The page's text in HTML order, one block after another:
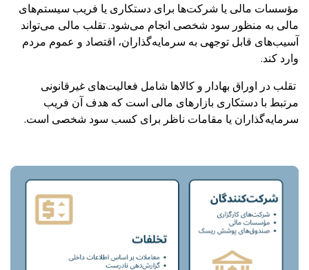
مؤسسات مالی یا شرکت‌ها برای دستکاری یا فریب سیستم‌های
مالی به منظور سود شخصی انجام می‌شود. تقلب مالی می‌تواند
آسیب‌های قابل توجهی به سرمایه‌گذاران، اقتصاد و عموم مردم
وارد کند.
تقلب در اوراق بهادار و کالاها شامل فعالیت‌های غیرقانونی
مرتبط با دستکاری بازارهای مالی است که هدف آن فریب
سرمایه‌گذاران یا مقامات ناظر برای کسب سود شخصی است.